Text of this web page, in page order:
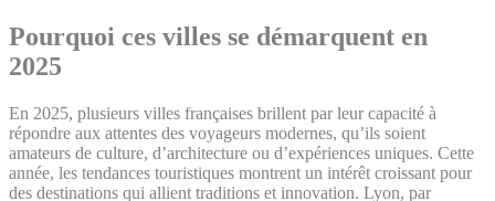
Pourquoi ces villes se démarquent en
2025
En 2025, plusieurs villes françaises brillent par leur capacité à
répondre aux attentes des voyageurs modernes, qu’ils soient
amateurs de culture, d’architecture ou d’expériences uniques. Cette
année, les tendances touristiques montrent un intérêt croissant pour
des destinations qui allient traditions et innovation. Lyon, par